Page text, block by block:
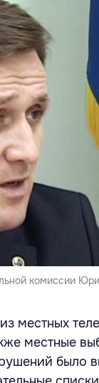
комиссии
местных
местные
было